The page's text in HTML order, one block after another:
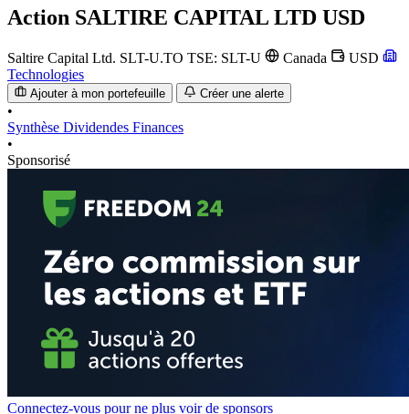
Action SALTIRE CAPITAL LTD USD
Saltire Capital Ltd. SLT-U.TO TSE: SLT-U Canada
USD
Technologies
Ajouter à mon portefeuille Créer une alerte
•
Synthèse Dividendes Finances
•
Sponsorisé
Connectez-vous pour ne plus voir de sponsors